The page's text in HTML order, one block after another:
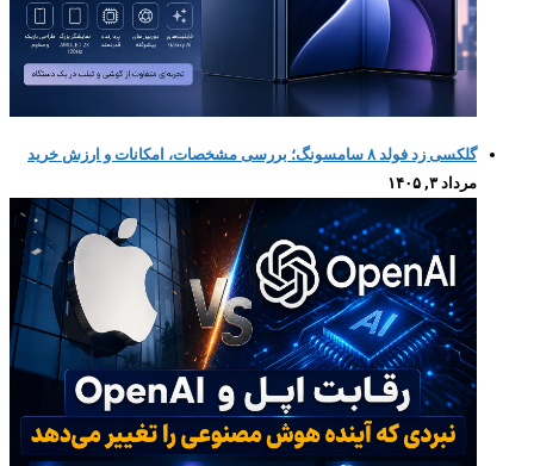
گلکسی زد فولد ۸ سامسونگ؛ بررسی مشخصات، امکانات و ارزش خرید
مرداد ۳, ۱۴۰۵